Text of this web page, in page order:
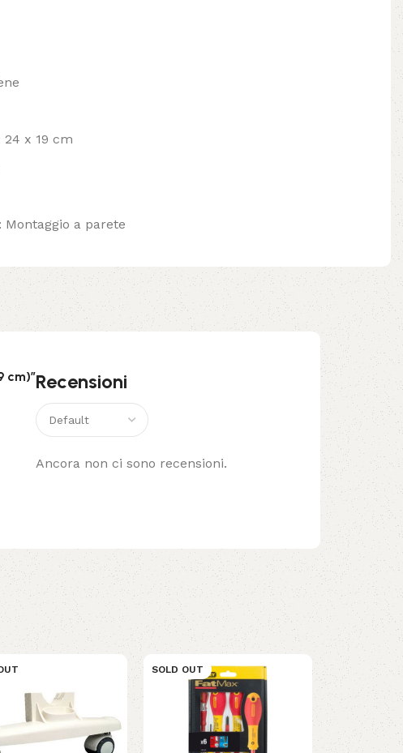
24 x 19 cm
a parete
Recensioni
Ancora non ci sono recensioni.
cm)”
SOLD OUT SOLD OUT